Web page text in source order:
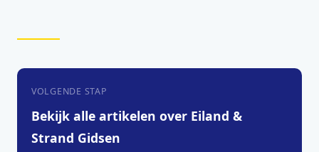
VOLGENDE STAP
Bekijk alle artikelen over Eiland &
Strand Gidsen